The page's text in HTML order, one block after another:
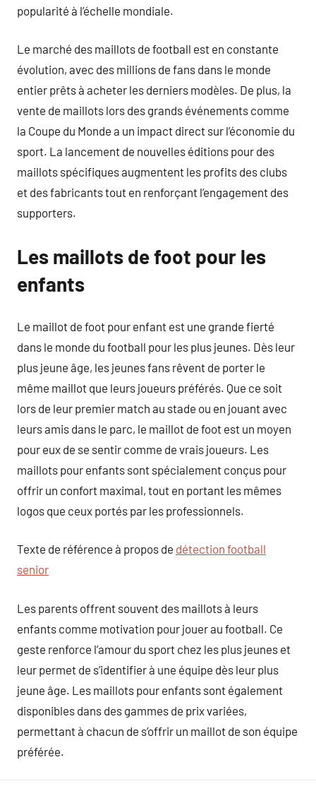
popularité à l’échelle mondiale.
Le marché des maillots de football est en constante
évolution, avec des millions de fans dans le monde
entier prêts à acheter les derniers modèles. De plus, la
vente de maillots lors des grands événements comme
la Coupe du Monde a un impact direct sur l’économie du
sport. La lancement de nouvelles éditions pour des
maillots spécifiques augmentent les profits des clubs
et des fabricants tout en renforçant l’engagement des
supporters.
Les maillots de foot pour les
enfants
Le maillot de foot pour enfant est une grande fierté
dans le monde du football pour les plus jeunes. Dès leur
plus jeune âge, les jeunes fans rêvent de porter le
même maillot que leurs joueurs préférés. Que ce soit
lors de leur premier match au stade ou en jouant avec
leurs amis dans le parc, le maillot de foot est un moyen
pour eux de se sentir comme de vrais joueurs. Les
maillots pour enfants sont spécialement conçus pour
offrir un confort maximal, tout en portant les mêmes
logos que ceux portés par les professionnels.
Texte de référence à propos de détection football
senior
Les parents offrent souvent des maillots à leurs
enfants comme motivation pour jouer au football. Ce
geste renforce l’amour du sport chez les plus jeunes et
leur permet de s’identifier à une équipe dès leur plus
jeune âge. Les maillots pour enfants sont également
disponibles dans des gammes de prix variées,
permettant à chacun de s’offrir un maillot de son équipe
préférée.